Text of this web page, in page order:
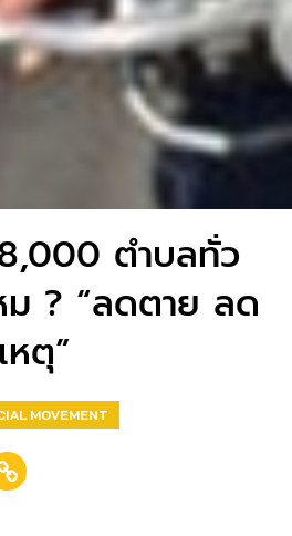
ตำบลทั่ว
? “ลดตาย ลด
ตุ”
MOVEMENT